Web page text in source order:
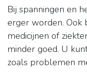
Bij spanningen en
erger worden. Ook
medicijnen of
minder goed. U
zoals problemen